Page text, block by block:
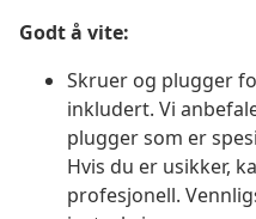
Godt å vite:
Skruer og plugger
inkludert. Vi
plugger som er
Hvis du er usikker,
profesjonell.